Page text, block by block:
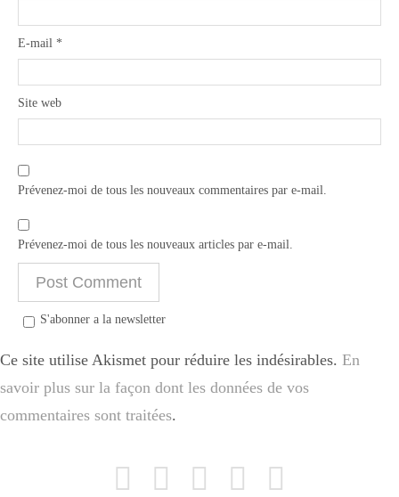
E-mail *
Site web
Prévenez-moi de tous les nouveaux commentaires par e-mail.
Prévenez-moi de tous les nouveaux articles par e-mail.
S'abonner a la newsletter
Ce site utilise Akismet pour réduire les indésirables. En
savoir plus sur la façon dont les données de vos
commentaires sont traitées.